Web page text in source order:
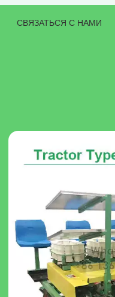
СВЯЗАТЬСЯ С НАМИ